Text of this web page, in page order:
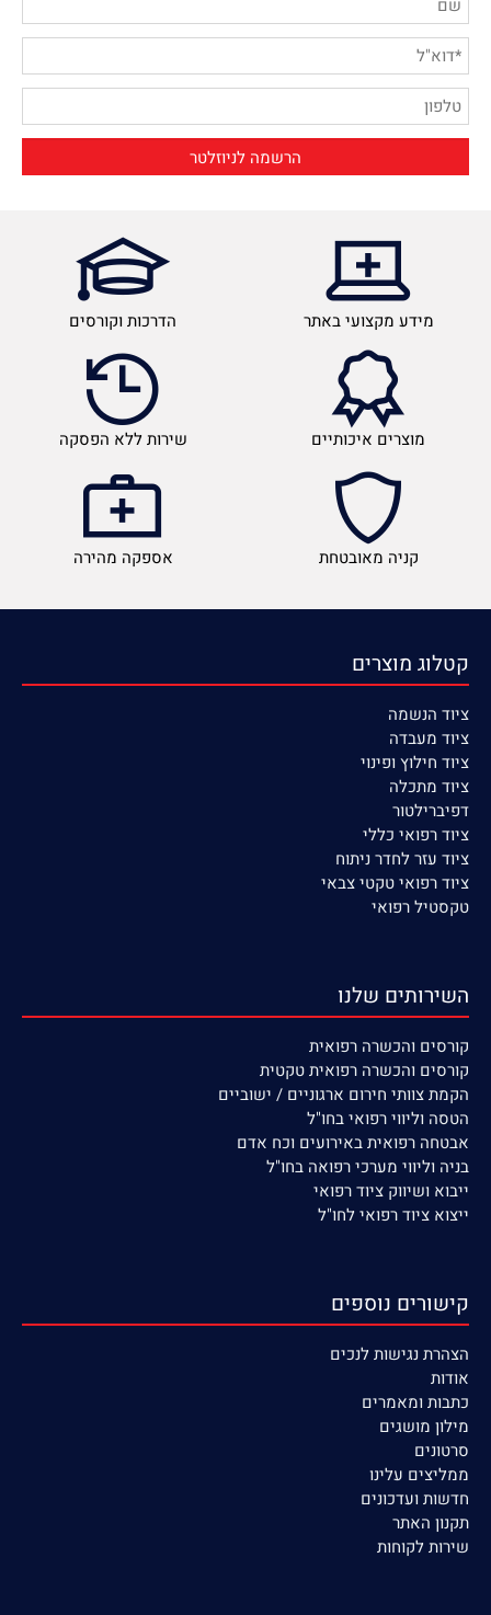
מידע מקצועי באתר הדרכות וקורסים
מוצרים איכותיים שירות ללא הפסקה
קניה מאובטחת אספקה מהירה
קטלוג מוצרים
ציוד הנשמה
ציוד מעבדה
ציוד חילוץ ופינוי
ציוד מתכלה
דפיברילטור
ציוד רפואי כללי
ציוד עזר לחדר ניתוח
ציוד רפואי טקטי צבאי
טקסטיל רפואי
השירותים שלנו
קורסים והכשרה רפואית
קורסים והכשרה רפואית טקטית
הקמת צוותי חירום ארגוניים / ישוביים
הטסה וליווי רפואי בחו"ל
אבטחה רפואית באירועים וכח אדם
בניה וליווי מערכי רפואה בחו"ל
ייבוא ושיווק ציוד רפואי
ייצוא ציוד רפואי לחו"ל
קישורים נוספים
הצהרת נגישות לנכים
אודות
כתבות ומאמרים
מילון מושגים
סרטונים
ממליצים עלינו
חדשות ועדכונים
תקנון האתר
שירות לקוחות